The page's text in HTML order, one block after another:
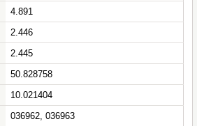
4.891
2.446
2.445
50.828758
10.021404
036962, 036963